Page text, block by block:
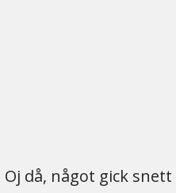
Oj då, något gick